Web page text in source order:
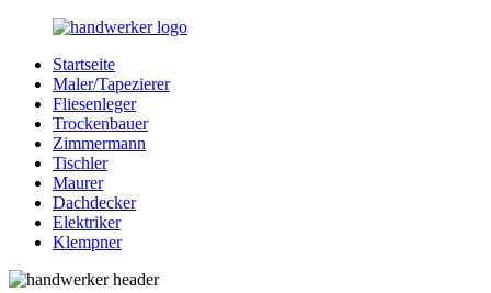
Zurück
Inhalt
Bessere-
Handwerker.de
Handwerker
Ihrer
Nähe
Startseite
Maler/Tapezierer
Fliesenleger
Trockenbauer
Zimmermann
Tischler
Maurer
Dachdecker
Elektriker
Klempner